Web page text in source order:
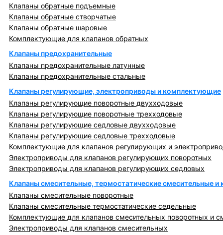
Клапаны обратные подъемные
Клапаны обратные створчатые
Клапаны обратные шаровые
Комплектующие для клапанов обратных
Клапаны предохранительные
Клапаны предохранительные латунные
Клапаны предохранительные стальные
Клапаны регулирующие, электроприводы и комплектующие
Клапаны регулирующие поворотные двухходовые
Клапаны регулирующие поворотные трехходовые
Клапаны регулирующие седловые двухходовые
Клапаны регулирующие седловые трехходовые
Комплектующие для клапанов регулирующих и
Электроприводы для клапанов регулирующих поворотных
Электроприводы для клапанов регулирующих седловых
Клапаны смесительные, термостатические смесительные
Клапаны смесительные поворотные
Клапаны смесительные термостатические седельные
Комплектующие для клапанов смесительных поворотных и
Электроприводы для клапанов смесительных